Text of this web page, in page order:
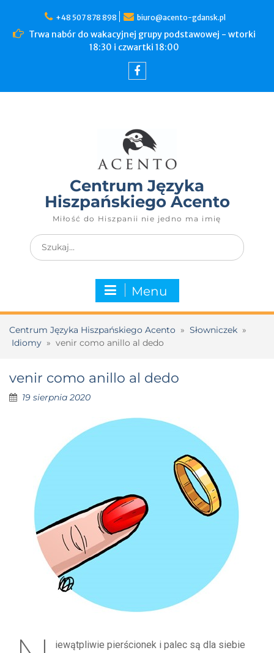
+48 507 878 898 biuro@acento-gdansk.pl
Trwa nabór do wakacyjnej grupy podstawowej - wtorki
18:30 i czwartki 18:00
Centrum Języka
Hiszpańskiego Acento
Miłość do Hiszpanii nie jedno ma imię
Menu
Centrum Języka Hiszpańskiego Acento » Słowniczek »
Idiomy » venir como anillo al dedo
venir como anillo al dedo
19 sierpnia 2020
iewątpliwie pierścionek i palec są dla siebie